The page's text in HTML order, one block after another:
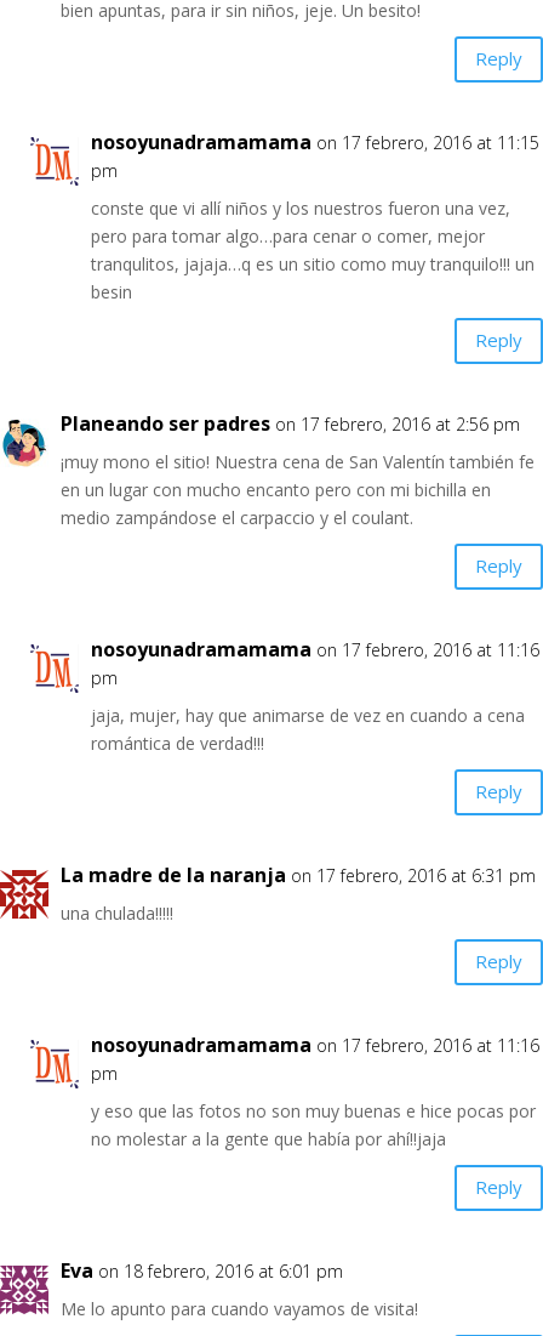
bien apuntas, para ir sin niños, jeje. Un besito!
Reply
nosoyunadramamama on 17 febrero, 2016 at 11:15
pm
conste que vi allí niños y los nuestros fueron una vez,
pero para tomar algo…para cenar o comer, mejor
tranqulitos, jajaja…q es un sitio como muy tranquilo!!! un
besin
Reply
Planeando ser padres on 17 febrero, 2016 at 2:56 pm
¡muy mono el sitio! Nuestra cena de San Valentín también fe
en un lugar con mucho encanto pero con mi bichilla en
medio zampándose el carpaccio y el coulant.
Reply
nosoyunadramamama on 17 febrero, 2016 at 11:16
pm
jaja, mujer, hay que animarse de vez en cuando a cena
romántica de verdad!!!
Reply
La madre de la naranja on 17 febrero, 2016 at 6:31 pm
una chulada!!!!!
Reply
nosoyunadramamama on 17 febrero, 2016 at 11:16
pm
y eso que las fotos no son muy buenas e hice pocas por
no molestar a la gente que había por ahí!!jaja
Reply
Eva on 18 febrero, 2016 at 6:01 pm
Me lo apunto para cuando vayamos de visita!